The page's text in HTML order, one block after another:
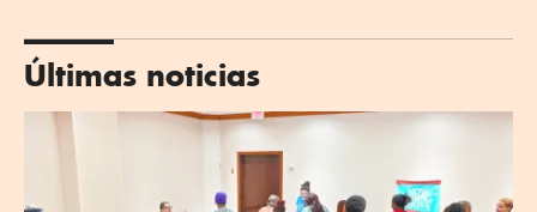
Últimas noticias